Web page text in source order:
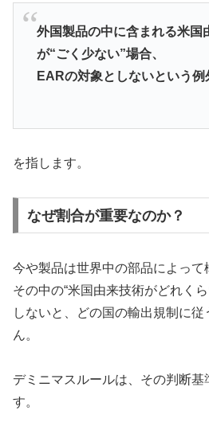
外国製品の中に含まれる米国
が“ごく少ない”場合、
EARの対象としないという例
を指します。
なぜ割合が重要なのか？
今や製品は世界中の部品によって
その中の“米国由来技術がどれく
しないと、どの国の輸出規制に
ん。
デミニマスルールは、その判断
す。